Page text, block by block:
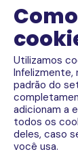
Utilizamos
Infelizmente,
padrão do
adicionam a
todos os
deles, caso
você usa.